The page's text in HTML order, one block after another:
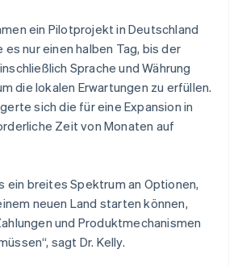
ein Pilotprojekt in Deutschland
nur einen halben Tag, bis der
Sprache und Währung
die lokalen Erwartungen zu erfüllen.
sich die für eine Expansion in
Zeit von Monaten auf
ein breites Spektrum an Optionen,
neuen Land starten können,
und Produktmechanismen
sagt Dr. Kelly.